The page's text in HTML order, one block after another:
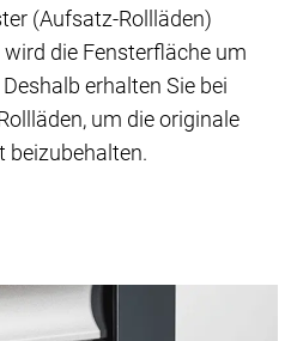
(Aufsatz-Rollläden)
die Fensterfläche um
erhalten Sie bei
um die originale
beizubehalten.